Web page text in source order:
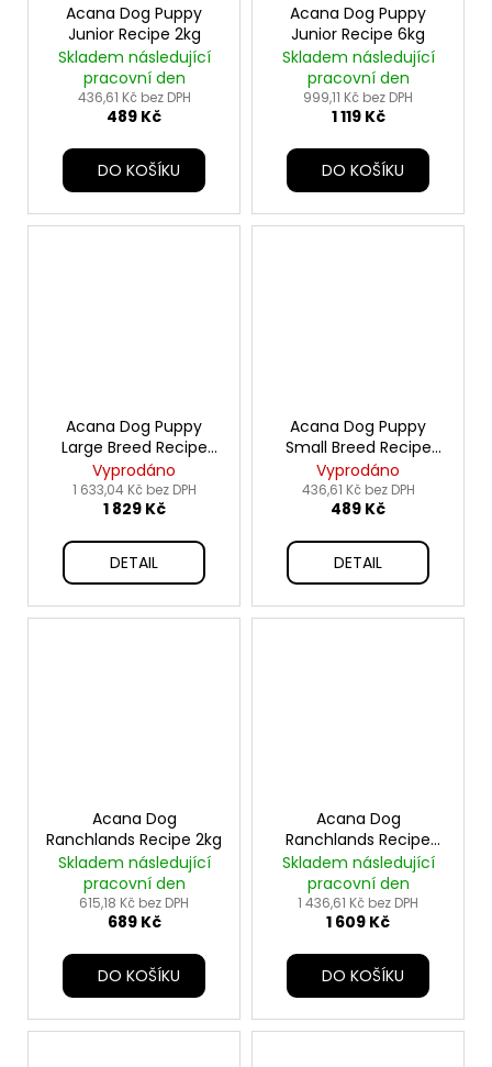
Acana Dog Puppy
Junior Recipe 2kg
Skladem následující
pracovní den
436,61 Kč bez DPH
489 Kč
DO KOŠÍKU
Acana Dog Puppy
Junior Recipe 6kg
Skladem následující
pracovní den
999,11 Kč bez DPH
1 119 Kč
DO KOŠÍKU
Acana Dog Puppy
Large Breed Recipe
11,4kg
Vyprodáno
1 633,04 Kč bez DPH
1 829 Kč
DETAIL
Acana Dog Puppy
Small Breed Recipe
2kg
Vyprodáno
436,61 Kč bez DPH
489 Kč
DETAIL
Acana Dog
Ranchlands Recipe 2kg
Skladem následující
pracovní den
615,18 Kč bez DPH
689 Kč
DO KOŠÍKU
Acana Dog
Ranchlands Recipe
6kg
Skladem následující
pracovní den
1 436,61 Kč bez DPH
1 609 Kč
DO KOŠÍKU